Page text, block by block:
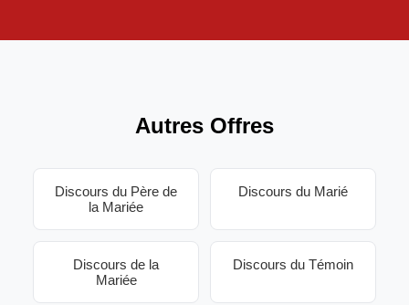
Autres Offres
Discours du Père de
la Mariée
Discours du Marié
Discours de la
Mariée
Discours du Témoin